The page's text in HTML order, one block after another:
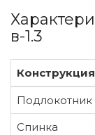
в-1.3
Конструкция
Подлокотник
Спинка